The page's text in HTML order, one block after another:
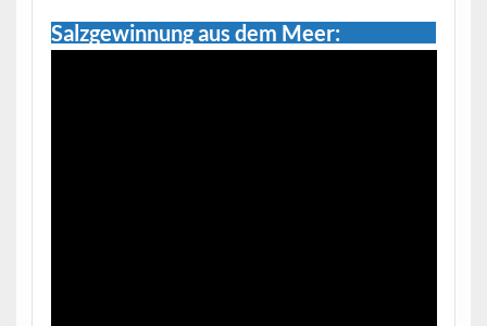
Salzgewinnung aus dem Meer: